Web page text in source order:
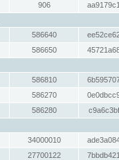
906
586640
586650
586810
586270
586280
34000010
27700122